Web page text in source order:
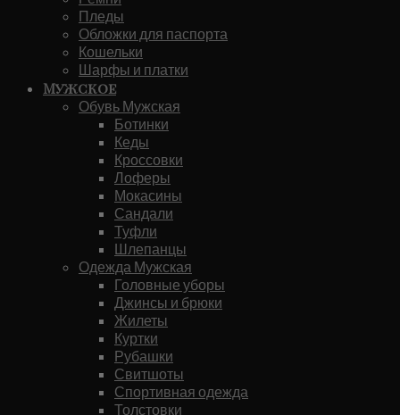
Пледы
Обложки для паспорта
Кошельки
Шарфы и платки
Мужское
Обувь Мужская
Ботинки
Кеды
Кроссовки
Лоферы
Мокасины
Сандали
Туфли
Шлепанцы
Одежда Мужская
Головные уборы
Джинсы и брюки
Жилеты
Куртки
Рубашки
Свитшоты
Спортивная одежда
Толстовки